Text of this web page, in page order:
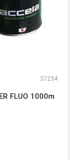
57234
FLUO 1000m